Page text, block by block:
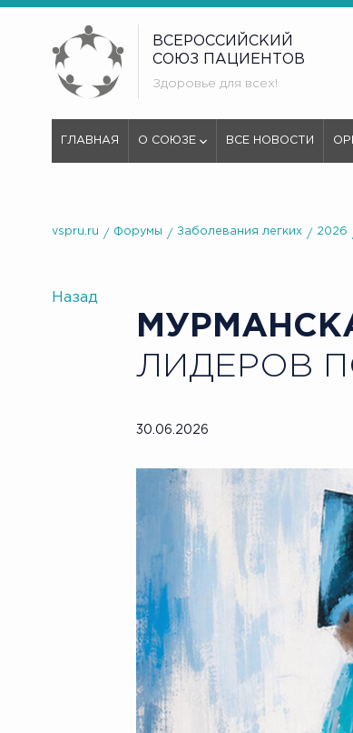
ВСЕРОССИЙСКИЙ
СОЮЗ ПАЦИЕНТОВ
Здоровье для всех!
ГЛАВНАЯ О СОЮЗЕ ВСЕ НОВОСТИ
vspru.ru Форумы Заболевания легких 2026
Назад
ЛИДЕРОВ
30.06.2026